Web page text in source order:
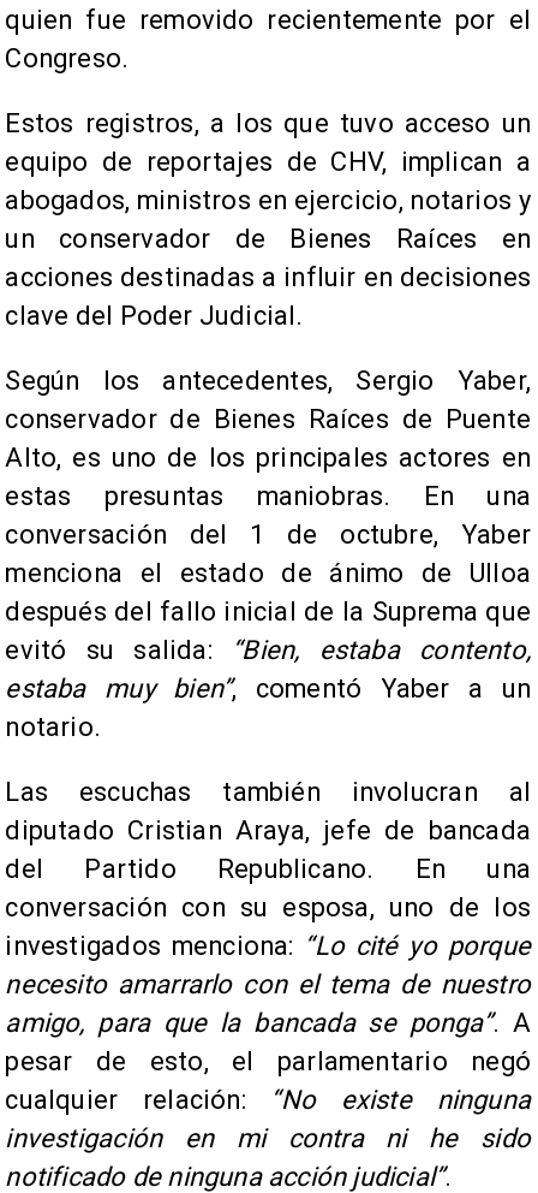
quien fue removido recientemente por el
Congreso.
Estos registros, a los que tuvo acceso un
equipo de reportajes de CHV, implican a
abogados, ministros en ejercicio, notarios y
un conservador de Bienes Raíces en
acciones destinadas a influir en decisiones
clave del Poder Judicial.
Según los antecedentes, Sergio Yaber,
conservador de Bienes Raíces de Puente
Alto, es uno de los principales actores en
estas presuntas maniobras. En una
conversación del 1 de octubre, Yaber
menciona el estado de ánimo de Ulloa
después del fallo inicial de la Suprema que
evitó su salida:
“Bien, estaba contento,
estaba muy bien”, comentó Yaber a un
notario.
Las escuchas también involucran al
diputado Cristian Araya, jefe de bancada
del Partido Republicano. En una
conversación con su esposa, uno de los
investigados menciona: “Lo cité yo porque
necesito amarrarlo con el tema de nuestro
amigo, para que la bancada se ponga”. A
pesar de esto, el parlamentario negó
cualquier relación:
“No existe ninguna
investigación en mi contra ni he sido
notificado de ninguna acción judicial”.